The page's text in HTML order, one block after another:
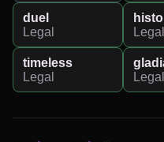
duel
Legal
Legal
timeless
Legal
Legal